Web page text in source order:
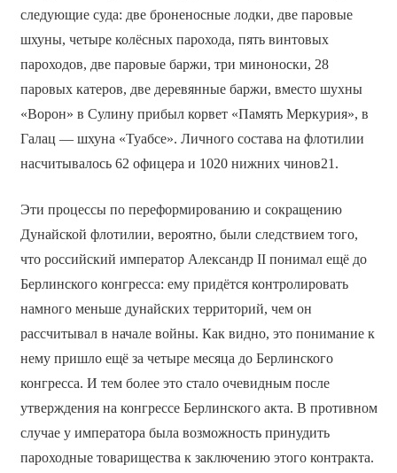
следующие суда: две броненосные лодки, две паровые
шхуны, четыре колёсных парохода, пять винтовых
пароходов, две паровые баржи, три миноноски, 28
паровых катеров, две деревянные баржи, вместо шухны
«Ворон» в Сулину прибыл корвет «Память Меркурия», в
Галац — шхуна «Туабсе». Личного состава на флотилии
насчитывалось 62 офицера и 1020 нижних чинов21.
Эти процессы по переформированию и сокращению
Дунайской флотилии, вероятно, были следствием того,
что российский император Александр II понимал ещё до
Берлинского конгресса: ему придётся контролировать
намного меньше дунайских территорий, чем он
рассчитывал в начале войны. Как видно, это понимание к
нему пришло ещё за четыре месяца до Берлинского
конгресса. И тем более это стало очевидным после
утверждения на конгрессе Берлинского акта. В противном
случае у императора была возможность принудить
пароходные товарищества к заключению этого контракта.